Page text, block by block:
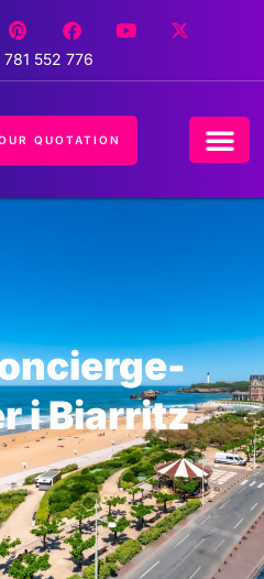
552 776
QUOTATION
i Biarritz